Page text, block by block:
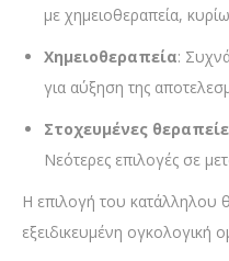
με χημειοθεραπεία,
Χημειοθεραπεία:
για αύξηση της
Στοχευμένες
Νεότερες επιλογές σε
Η επιλογή του κατάλληλου
εξειδικευμένη ογκολογική